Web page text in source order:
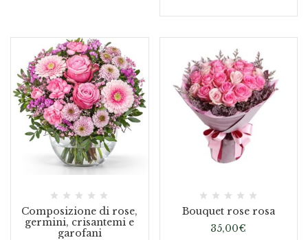
Composizione di rose,
germini, crisantemi e
garofani
Bouquet rose rosa
35,00€